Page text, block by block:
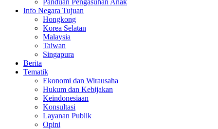
Panduan Pengasuhan Anak
Info Negara Tujuan
Hongkong
Korea Selatan
Malaysia
Taiwan
Singapura
Berita
Tematik
Ekonomi dan Wirausaha
Hukum dan Kebijakan
Keindonesiaan
Konsultasi
Layanan Publik
Opini